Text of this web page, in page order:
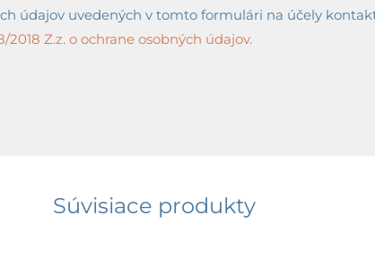
údajov uvedených v tomto formulári na účely
Z.z. o ochrane osobných údajov.
Súvisiace produkty